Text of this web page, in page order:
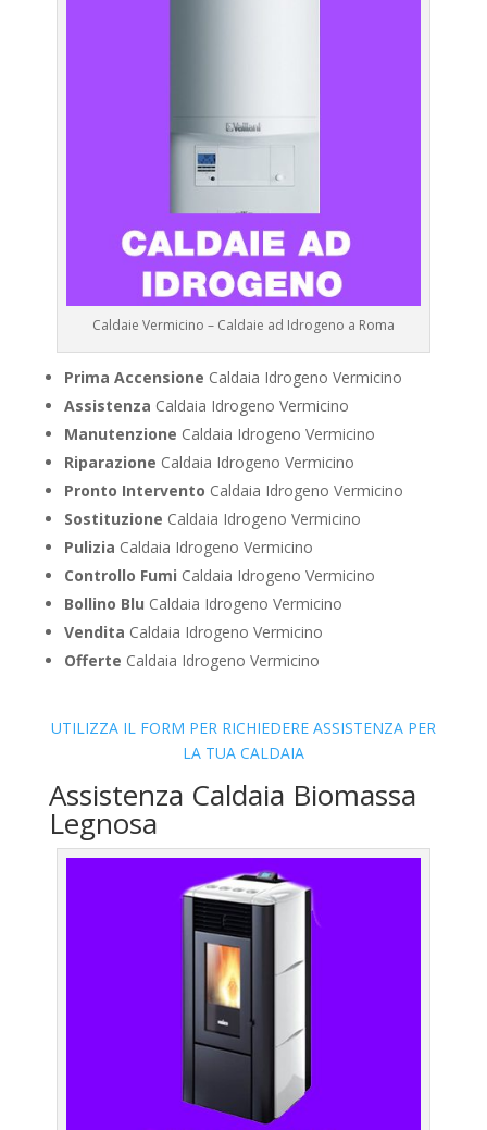
Caldaie Vermicino – Caldaie ad Idrogeno a Roma
Prima Accensione Caldaia Idrogeno Vermicino
Assistenza Caldaia Idrogeno Vermicino
Manutenzione Caldaia Idrogeno Vermicino
Riparazione Caldaia Idrogeno Vermicino
Pronto Intervento Caldaia Idrogeno Vermicino
Sostituzione Caldaia Idrogeno Vermicino
Pulizia Caldaia Idrogeno Vermicino
Controllo Fumi Caldaia Idrogeno Vermicino
Bollino Blu Caldaia Idrogeno Vermicino
Vendita Caldaia Idrogeno Vermicino
Offerte Caldaia Idrogeno Vermicino
UTILIZZA IL FORM PER RICHIEDERE ASSISTENZA PER
LA TUA CALDAIA
Assistenza Caldaia Biomassa
Legnosa